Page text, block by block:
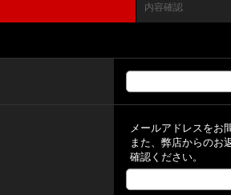
内容確認
メールアドレスをお
また、弊店からのお
確認ください。